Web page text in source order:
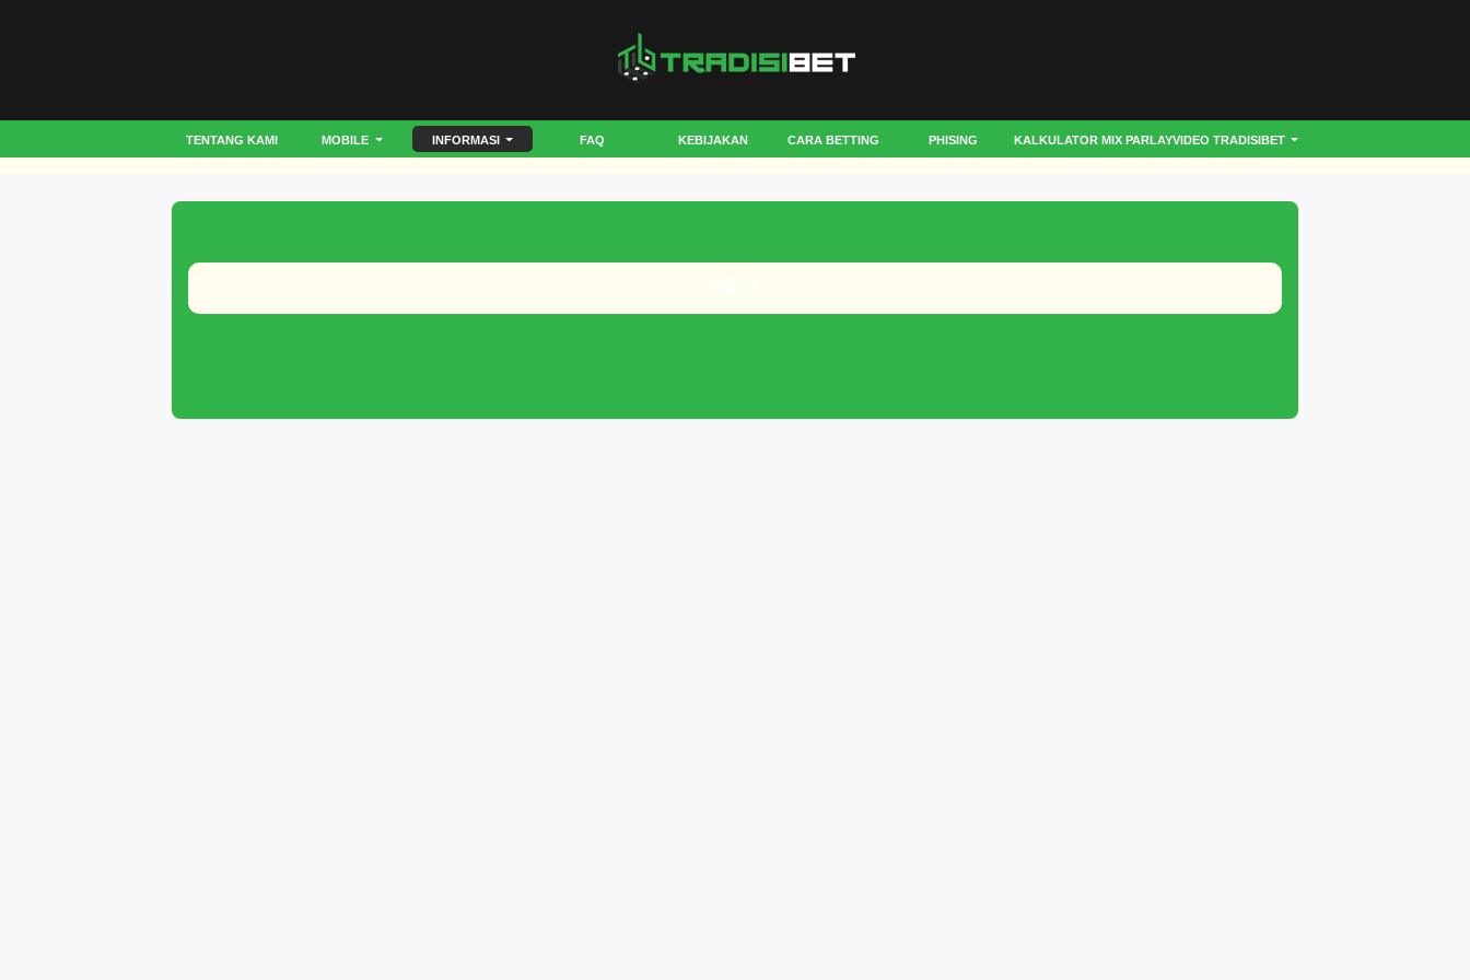
TENTANG KAMI MOBILE INFORMASI FAQ KEBIJAKAN CARA BETTING PHISING KALKULATOR MIX PARLAYVIDEO TRADISIBET